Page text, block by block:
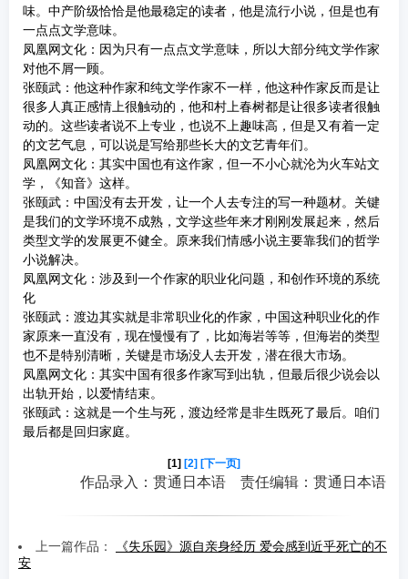
味。中产阶级恰恰是他最稳定的读者，他是流行小说，但是也有
一点点文学意味。
凤凰网文化：因为只有一点点文学意味，所以大部分纯文学作家
对他不屑一顾。
张颐武：他这种作家和纯文学作家不一样，他这种作家反而是让
很多人真正感情上很触动的，他和村上春树都是让很多读者很触
动的。这些读者说不上专业，也说不上趣味高，但是又有着一定
的文艺气息，可以说是写给那些长大的文艺青年们。
凤凰网文化：其实中国也有这作家，但一不小心就沦为火车站文
学，《知音》这样。
张颐武：中国没有去开发，让一个人去专注的写一种题材。关键
是我们的文学环境不成熟，文学这些年来才刚刚发展起来，然后
类型文学的发展更不健全。原来我们情感小说主要靠我们的哲学
小说解决。
凤凰网文化：涉及到一个作家的职业化问题，和创作环境的系统
化
张颐武：渡边其实就是非常职业化的作家，中国这种职业化的作
家原来一直没有，现在慢慢有了，比如海岩等等，但海岩的类型
也不是特别清晰，关键是市场没人去开发，潜在很大市场。
凤凰网文化：其实中国有很多作家写到出轨，但最后很少说会以
出轨开始，以爱情结束。
张颐武：这就是一个生与死，渡边经常是非生既死了最后。咱们
最后都是回归家庭。
[1] [2] [下一页]
作品录入：贯通日本语 责任编辑：贯通日本语
上一篇作品：
《失乐园》源自亲身经历 爱会感到近乎死亡的不
安